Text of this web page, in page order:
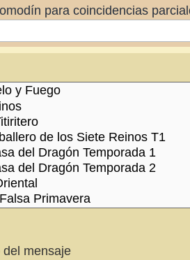
para coincidencias
mensaje